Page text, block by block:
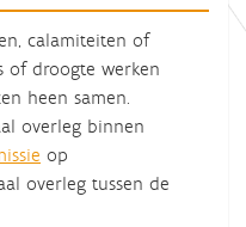
calamiteiten of
of droogte werken
heen samen.
overleg binnen
op
overleg tussen de